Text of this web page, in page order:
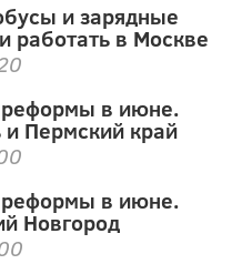
и зарядные
работать в Москве
в июне.
Пермский край
в июне.
Новгород